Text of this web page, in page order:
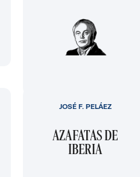
AZAFATAS DE
IBERIA
JOSÉ F. PELÁEZ